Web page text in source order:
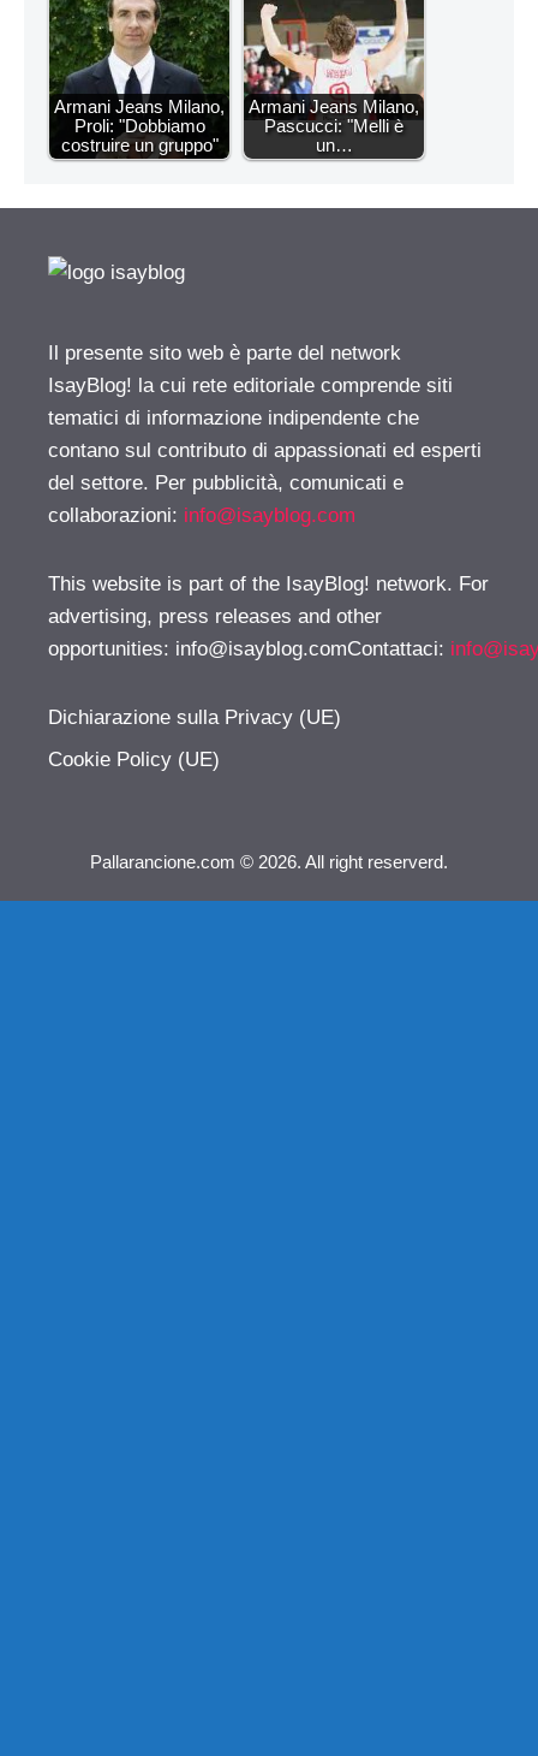
Armani Jeans Milano,
Proli: "Dobbiamo
costruire un gruppo"
Armani Jeans Milano,
Pascucci: "Melli è
un…
Il presente sito web è parte del network
IsayBlog! la cui rete editoriale comprende siti
tematici di informazione indipendente che
contano sul contributo di appassionati ed esperti
del settore. Per pubblicità, comunicati e
collaborazioni: info@isayblog.com
This website is part of the IsayBlog! network. For
advertising, press releases and other
opportunities: info@isayblog.comContattaci:
Dichiarazione sulla Privacy (UE)
Cookie Policy (UE)
Pallarancione.com © 2026. All right reserverd.